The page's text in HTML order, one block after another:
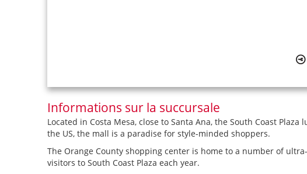
Informations sur la succursale
Located in Costa Mesa, close to Santa Ana, the South Coast
the US, the mall is a paradise for style-minded shoppers.
The Orange County shopping center is home to a number of
visitors to South Coast Plaza each year.